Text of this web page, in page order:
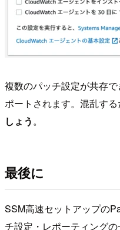
複数のパッチ設定が共存
ポートされます。混乱する
しょう。
最後に
SSM高速セットアップの
チ設定・レポーティング